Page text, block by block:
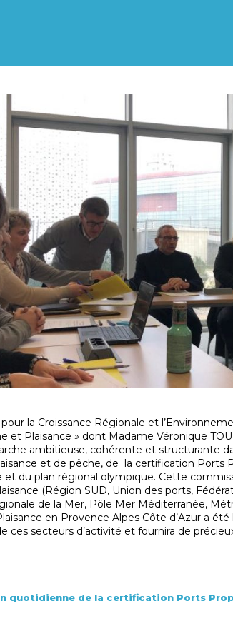
la Croissance Régionale et
et Plaisance » dont Madame Véronique
ambitieuse, cohérente et structurante
et de pêche, de la certification Ports
du plan régional olympique. Cette
(Région SUD, Union des ports,
de la Mer, Pôle Mer Méditerranée,
en Provence Alpes Côte d’Azur a
ces secteurs d’activité et fournira de
quotidienne de la certification Ports